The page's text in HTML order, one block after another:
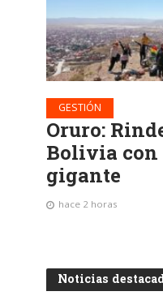
GESTIÓN
Oruro:
Bolivia con
gigante
hace 2 horas
Noticias